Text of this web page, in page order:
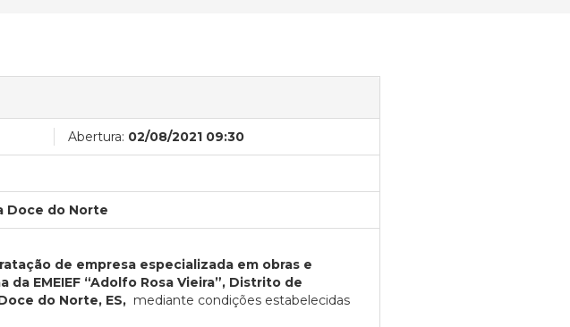
Abertura: 02/08/2021 09:30
Doce do Norte
de empresa especializada em obras e
EMEIEF “Adolfo Rosa Vieira”, Distrito de
do Norte, ES, mediante condições estabelecidas